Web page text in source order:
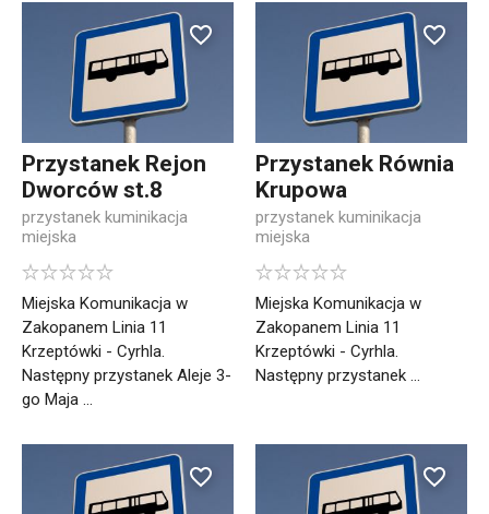
Przystanek Rejon
Dworców st.8
przystanek kuminikacja
miejska
Miejska Komunikacja w
Zakopanem Linia 11
Krzeptówki - Cyrhla.
Następny przystanek Aleje 3-
go Maja ...
Przystanek Równia
Krupowa
przystanek kuminikacja
miejska
Miejska Komunikacja w
Zakopanem Linia 11
Krzeptówki - Cyrhla.
Następny przystanek ...